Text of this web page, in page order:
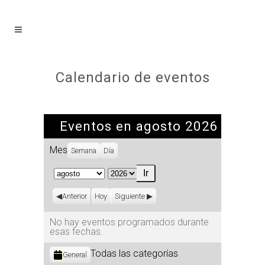
Calendario de eventos
Eventos en agosto 2026
Mes Semana Día
Mes
Año
Anterior Hoy Siguiente
No hay eventos programados durante
esas fechas.
Categorías
General Todas las categorías